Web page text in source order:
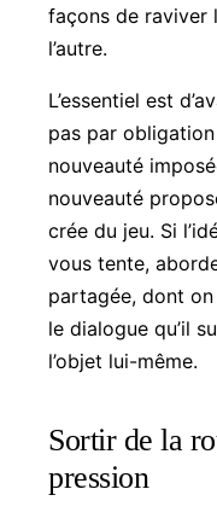
façons de raviver
l’autre.
L’essentiel est
pas par
nouveauté
nouveauté
crée du jeu. Si
vous tente,
partagée, dont
le dialogue qu’il
l’objet lui-même.
Sortir de la
pression